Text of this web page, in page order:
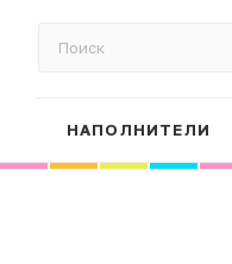
НАПОЛНИТЕЛИ